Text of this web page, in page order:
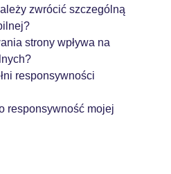
zwrócić szczególną
strony wpływa na
responsywności
responsywność mojej